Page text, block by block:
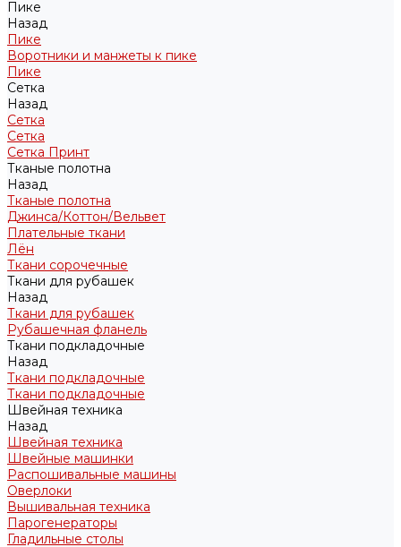
Пике
Назад
Пике
Воротники и манжеты к пике
Пике
Сетка
Назад
Сетка
Сетка
Сетка Принт
Тканые полотна
Назад
Тканые полотна
Джинса/Коттон/Вельвет
Плательные ткани
Лён
Ткани сорочечные
Ткани для рубашек
Назад
Ткани для рубашек
Рубашечная фланель
Ткани подкладочные
Назад
Ткани подкладочные
Ткани подкладочные
Швейная техника
Назад
Швейная техника
Швейные машинки
Распошивальные машины
Оверлоки
Вышивальная техника
Парогенераторы
Гладильные столы